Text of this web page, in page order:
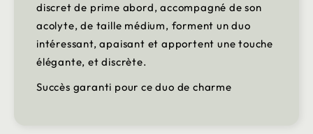
discret de prime abord, accompagné de son
acolyte, de taille médium, forment un duo
intéressant, apaisant et apportent une touche
élégante, et discrète.
Succès garanti pour ce duo de charme